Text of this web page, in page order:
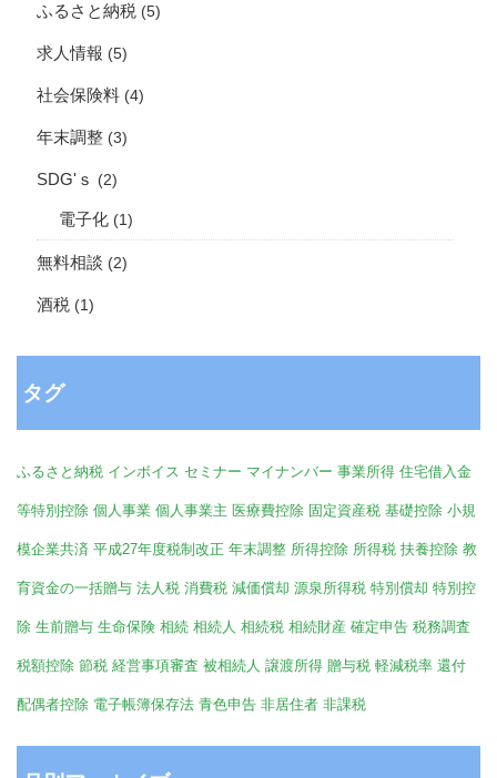
ふるさと納税 (5)
求人情報 (5)
社会保険料 (4)
年末調整 (3)
SDG'ｓ (2)
電子化 (1)
無料相談 (2)
酒税 (1)
タグ
ふるさと納税 インボイス セミナー マイナンバー 事業所得 住宅借入金
等特別控除 個人事業 個人事業主 医療費控除 固定資産税 基礎控除 小規
模企業共済 平成27年度税制改正 年末調整 所得控除 所得税 扶養控除 教
育資金の一括贈与 法人税 消費税 減価償却 源泉所得税 特別償却 特別控
除 生前贈与 生命保険 相続 相続人 相続税 相続財産 確定申告 税務調査
税額控除 節税 経営事項審査 被相続人 譲渡所得 贈与税 軽減税率 還付
配偶者控除 電子帳簿保存法 青色申告 非居住者 非課税